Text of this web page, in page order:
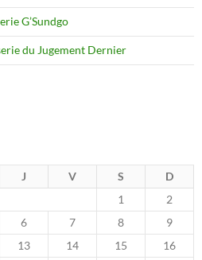
G’Sundgo
du Jugement Dernier
J V S
D
1
2
6 7 8
9
13 14 15
16